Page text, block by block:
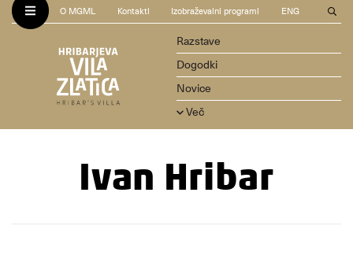
O MGML Kontakti Izobraževalni programi ENG
Razstave
Dogodki
Novice
Več
Ivan Hribar